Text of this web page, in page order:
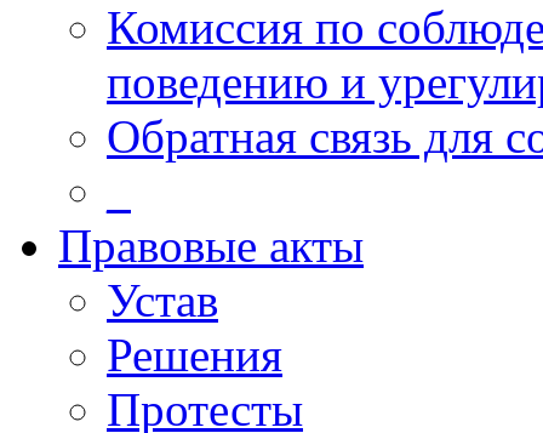
Комиссия по
поведению и
Обратная связь для
Правовые акты
Устав
Решения
Протесты